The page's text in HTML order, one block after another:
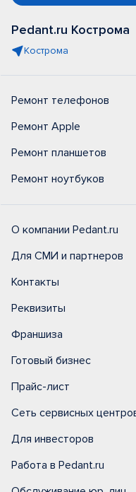
Pedant.ru Кострома
Кострома
Ремонт телефонов
Ремонт Apple
Ремонт планшетов
Ремонт ноутбуков
О компании Pedant.ru
Для СМИ и партнеров
Контакты
Реквизиты
Франшиза
Готовый бизнес
Прайс-лист
Сеть сервисных
Для инвесторов
Работа в Pedant.ru